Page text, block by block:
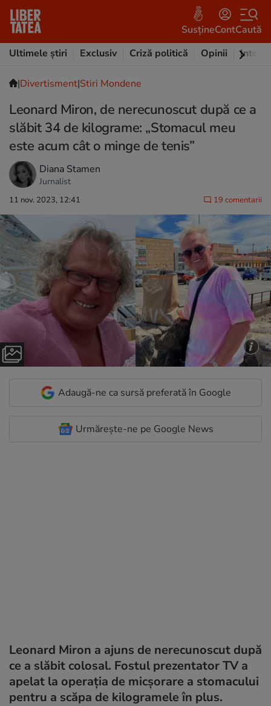
SusțineContCaută
Ultimele știri
Exclusiv Criză politică Opinii
|Divertisment|Stiri Mondene
Leonard Miron, de nerecunoscut după ce a
slăbit 34 de kilograme: „Stomacul meu
este acum cât o minge de tenis”
Diana Stamen
Jurnalist
11 nov. 2023, 12:41 19 comentarii
Adaugă-ne ca sursă preferată în Google
Urmărește-ne pe Google News
Leonard Miron a ajuns de nerecunoscut după
ce a slăbit colosal. Fostul prezentator TV a
apelat la operația de micșorare a stomacului
pentru a scăpa de kilogramele în plus.